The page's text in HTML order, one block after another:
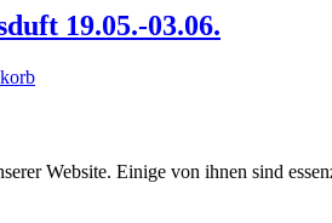
19.05.-03.06.
Website. Einige von ihnen sind